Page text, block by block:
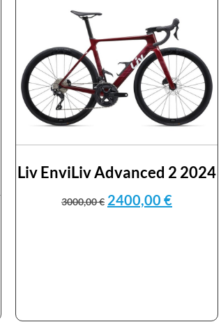
Liv EnviLiv Advanced 2 2024
3000,00€ 2400,00 €